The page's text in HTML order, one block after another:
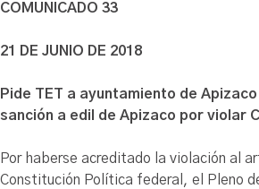
COMUNICADO 33
21 DE JUNIO DE 2018
Pide TET a ayuntamiento de
sanción a edil de Apizaco por violar
Por haberse acreditado la violación al
Constitución Política federal, el Pleno